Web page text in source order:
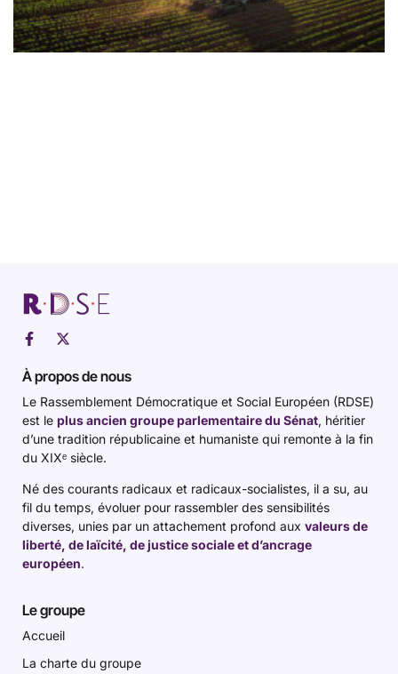
À propos de nous
Le Rassemblement Démocratique et Social Européen (RDSE)
est le plus ancien groupe parlementaire du Sénat, héritier
d’une tradition républicaine et humaniste qui remonte à la fin
du XIXᵉ siècle.
Né des courants radicaux et radicaux-socialistes, il a su, au
fil du temps, évoluer pour rassembler des sensibilités
diverses, unies par un attachement profond aux valeurs de
liberté, de laïcité, de justice sociale et d’ancrage
européen.
Le groupe
Accueil
La charte du groupe